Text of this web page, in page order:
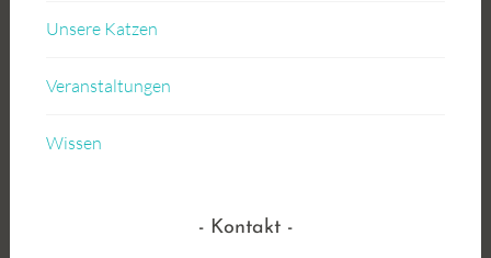
Unsere Katzen
Veranstaltungen
Wissen
Kontakt